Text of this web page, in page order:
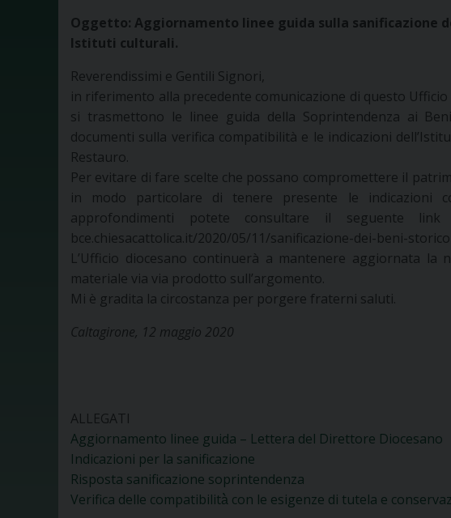
Oggetto: Aggiornamento linee guida sulla sanificazione
Istituti culturali.
Reverendissimi e Gentili Signori,
in riferimento alla precedente comunicazione di questo
si trasmettono le linee guida della Soprintendenza ai
documenti sulla verifica compatibilità e le indicazioni
Restauro.
Per evitare di fare scelte che possano compromettere il
in modo particolare di tenere presente le indicazioni
approfondimenti potete consultare il seguente link
bce.chiesacattolica.it/2020/05/11/sanificazione-dei-beni-
L’Ufficio diocesano continuerà a mantenere aggiornata
materiale via via prodotto sull’argomento.
Mi è gradita la circostanza per porgere fraterni saluti.
Caltagirone, 12 maggio 2020
ALLEGATI
Aggiornamento linee guida – Lettera del Direttore Diocesano
Indicazioni per la sanificazione
Risposta sanificazione soprintendenza
Verifica delle compatibilità̀ con le esigenze di tutela e